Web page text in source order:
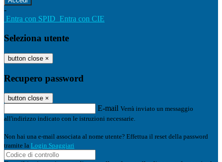
-
Entra con SPID Entra con CIE
Seleziona utente
button close ×
Recupero password
button close ×
E-mail Verrà inviato un messaggio
all'indirizzo indicato con le istruzioni necessarie.
Non hai una e-mail associata al nome utente? Effettua il reset della password
tramite la Login Spaggiari